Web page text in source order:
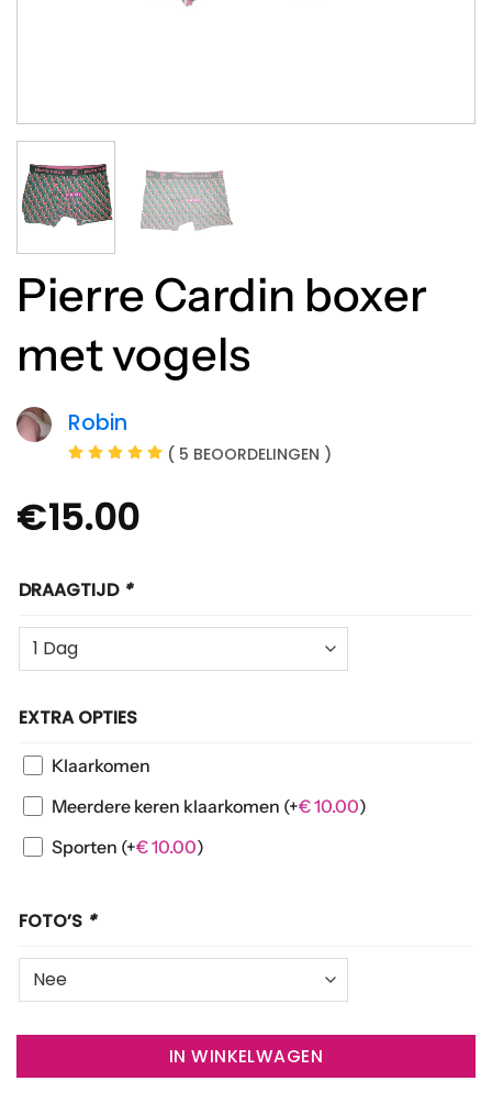
Pierre Cardin boxer
met vogels
Robin
( 5 BEOORDELINGEN )
€15.00
DRAAGTIJD *
EXTRA OPTIES
Klaarkomen
Meerdere keren klaarkomen (+€10.00)
Sporten (+€10.00)
FOTO’S *
IN WINKELWAGEN